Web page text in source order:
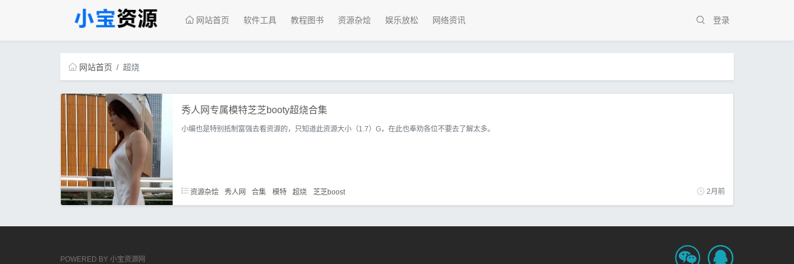
网站首页 软件工具 教程图书 资源杂烩 娱乐放松 网络资讯 登录
网站首页 超烧
秀人网专属模特芝芝booty超烧合集
小编也是特别抵制富强去看资源的，只知道此资源大小（1.7）G，在此也奉劝各位不要去了解太多。
资源杂烩 秀人网 合集 模特 超烧 芝芝boost 2月前
POWERED BY 小宝资源网